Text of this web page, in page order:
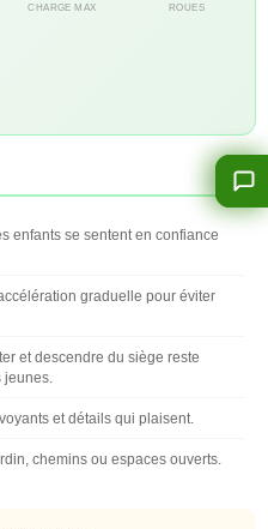
CHARGE MAX ROUES
enfants se sentent en confiance
graduelle pour éviter
et descendre du siège reste
et détails qui plaisent.
chemins ou espaces ouverts.